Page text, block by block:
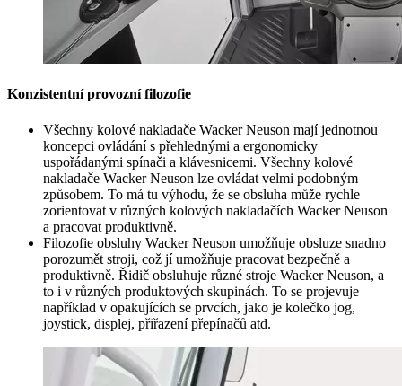
Konzistentní provozní filozofie
Všechny kolové nakladače Wacker Neuson mají jednotnou
koncepci ovládání s přehlednými a ergonomicky
uspořádanými spínači a klávesnicemi. Všechny kolové
nakladače Wacker Neuson lze ovládat velmi podobným
způsobem. To má tu výhodu, že se obsluha může rychle
zorientovat v různých kolových nakladačích Wacker Neuson
a pracovat produktivně.
Filozofie obsluhy Wacker Neuson umožňuje obsluze snadno
porozumět stroji, což jí umožňuje pracovat bezpečně a
produktivně. Řidič obsluhuje různé stroje Wacker Neuson, a
to i v různých produktových skupinách. To se projevuje
například v opakujících se prvcích, jako je kolečko jog,
joystick, displej, přiřazení přepínačů atd.